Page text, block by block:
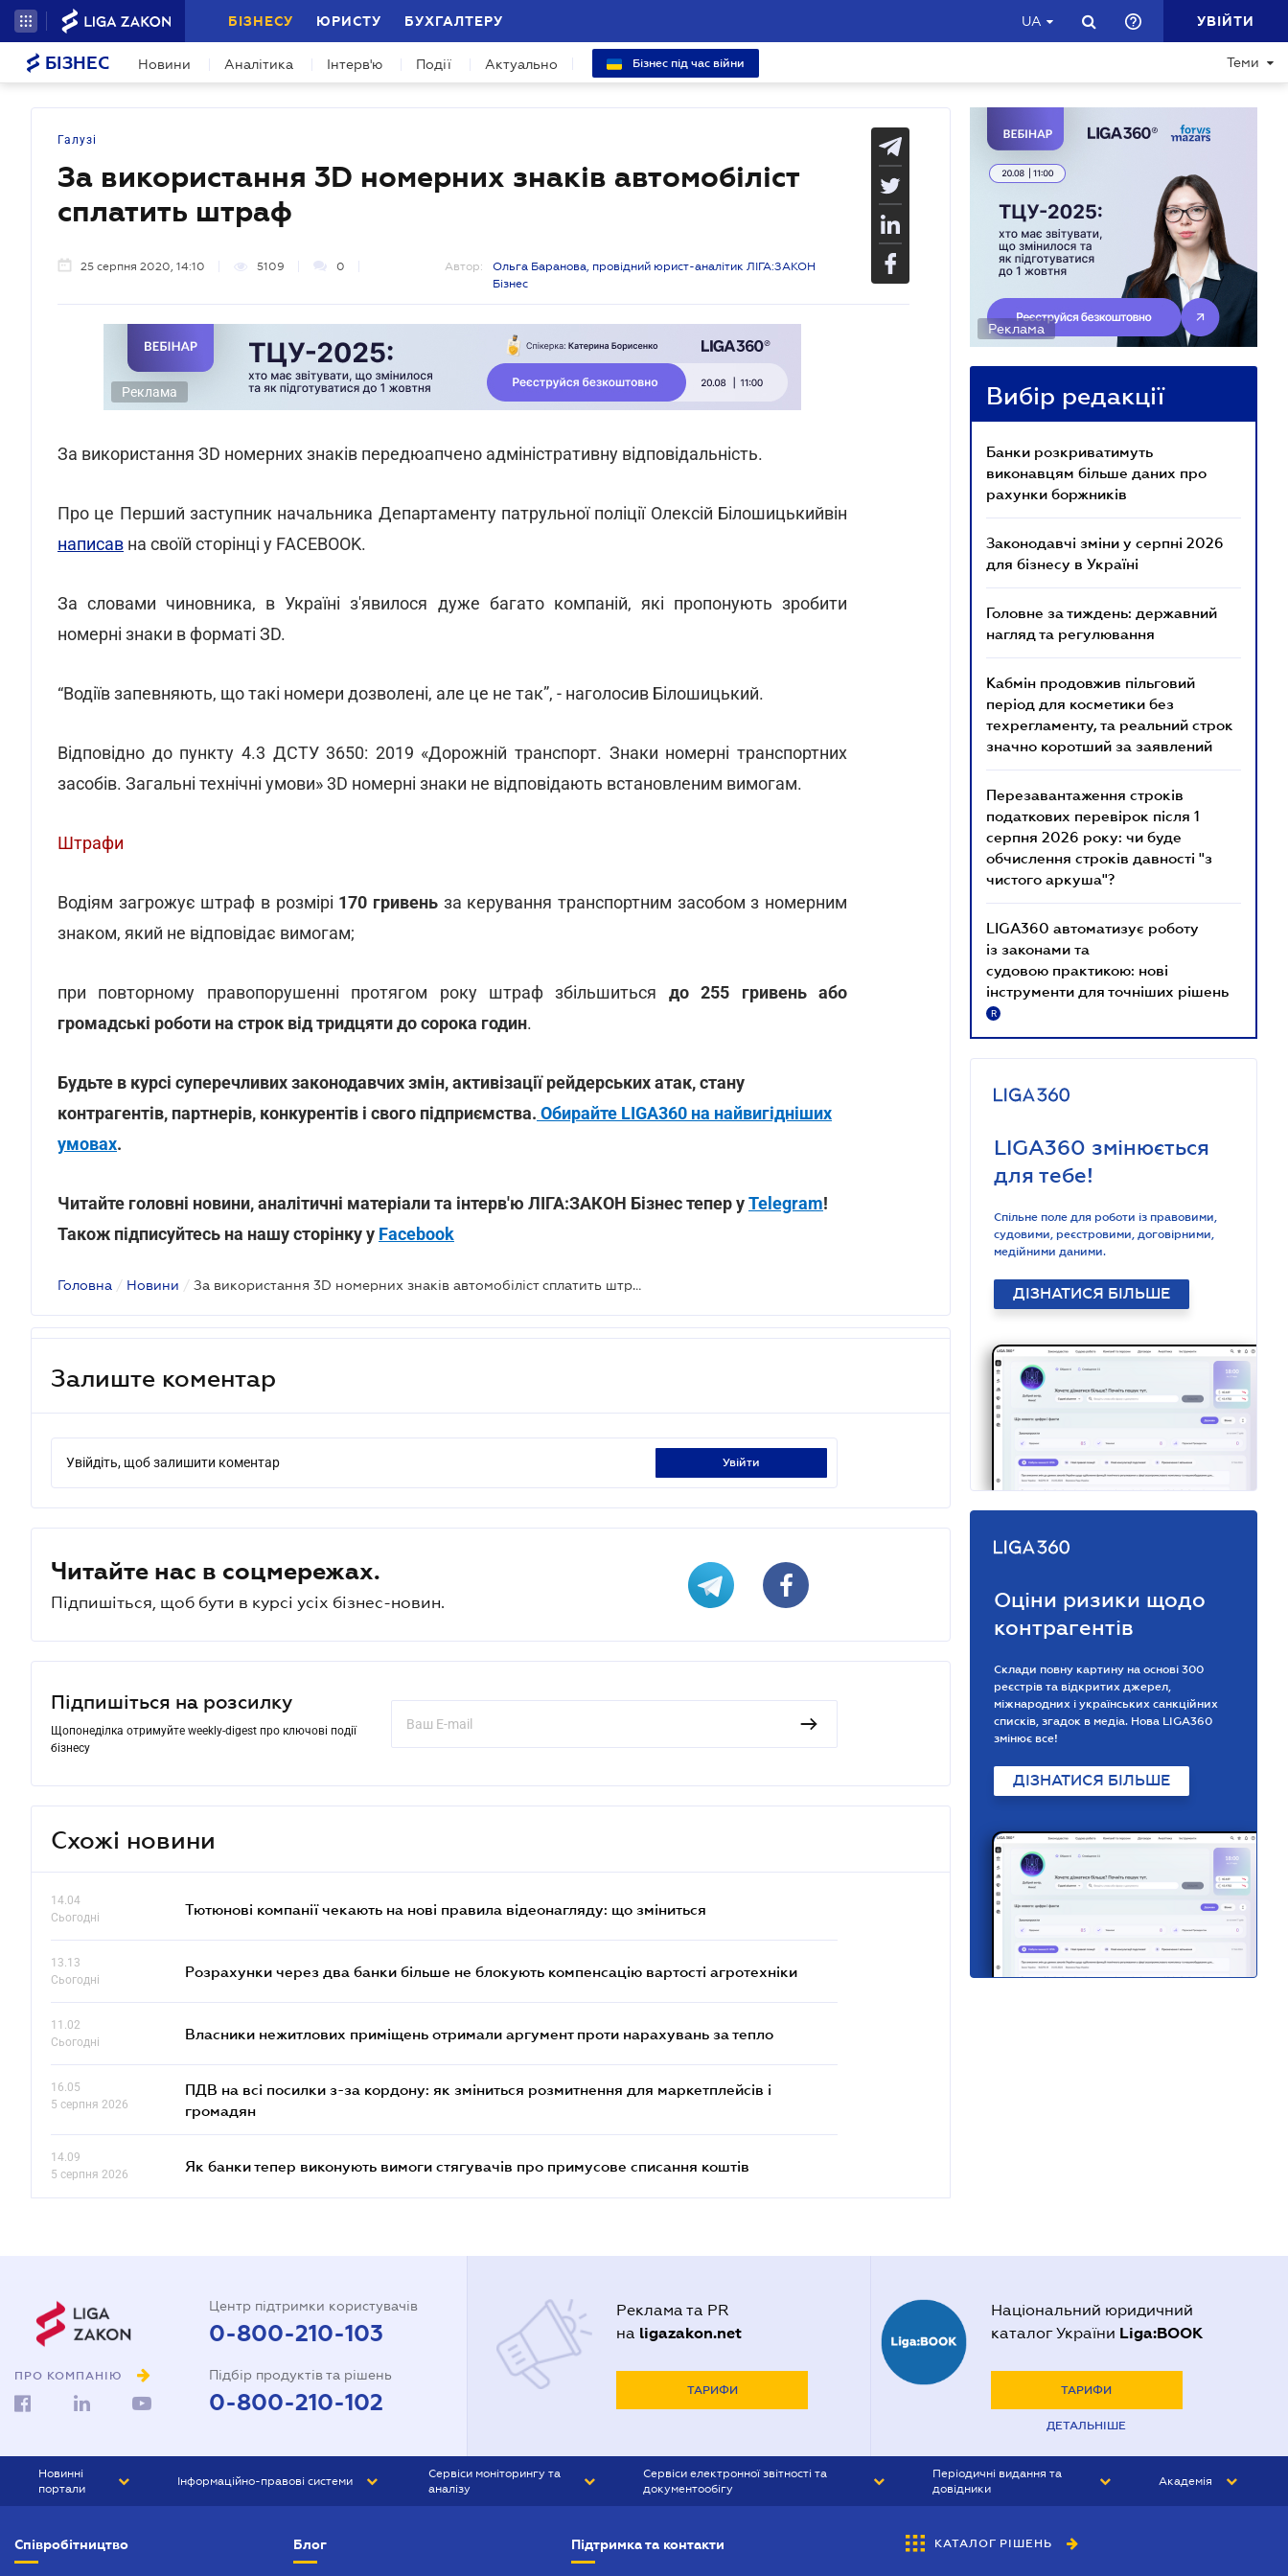
БІЗНЕСУ ЮРИСТУ БУХГАЛТЕРУ UA УВІЙТИ
БІЗНЕС Новини Аналітика Інтерв'ю Події Актуально Бізнес під час війни Теми
Галузі
За використання 3D номерних знаків автомобіліст
сплатить штраф
25 серпня 2020, 14:10 5109 0 Автор:
Ольга Баранова, провідний юрист-аналітик ЛІГА:ЗАКОН
Бізнес
Реклама
За використання ЗD номерних знаків передюапчено адміністративну відповідальність.
Про це Перший заступник начальника Департаменту патрульної поліції Олексій Білошицькийвін
написав на своїй сторінці у FACEBOOK.
За словами чиновника, в Україні з'явилося дуже багато компаній, які пропонують зробити
номерні знаки в форматі ЗD.
“Водіїв запевняють, що такі номери дозволені, але це не так”, - наголосив Білошицький.
Відповідно до пункту 4.3 ДСТУ 3650: 2019 «Дорожній транспорт. Знаки номерні транспортних
засобів. Загальні технічні умови» 3D номерні знаки не відповідають встановленим вимогам.
Штрафи
Водіям загрожує штраф в розмірі 170 гривень за керування транспортним засобом з номерним
знаком, який не відповідає вимогам;
при повторному правопорушенні протягом року штраф збільшиться до 255 гривень або
громадські роботи на строк від тридцяти до сорока годин.
Будьте в курсі суперечливих законодавчих змін, активізації рейдерських атак, стану
контрагентів, партнерів, конкурентів і свого підприємства. Обирайте LIGA360 на найвигідніших
умовах.
Читайте головні новини, аналітичні матеріали та інтерв'ю ЛІГА:ЗАКОН Бізнес тепер уTelegram!
Також підписуйтесь на нашу сторінку у Facebook
Головна / Новини / За використання 3D номерних знаків автомобіліст сплатить штраф
Залиште коментар
Увійдіть, щоб залишити коментар увійти
Читайте нас в соцмережах.
Підпишіться, щоб бути в курсі усіх бізнес-новин.
Підпишіться на розсилку
Щопонеділка отримуйте weekly-digest про ключові події
бізнесу
Схожі новини
14.04
Сьогодні
Тютюнові компанії чекають на нові правила відеонагляду: що зміниться
13.13
Сьогодні
Розрахунки через два банки більше не блокують компенсацію вартості агротехніки
11.02
Сьогодні
Власники нежитлових приміщень отримали аргумент проти нарахувань за тепло
16.05
5 серпня 2026
ПДВ на всі посилки з-за кордону: як зміниться розмитнення для маркетплейсів і
громадян
14.09
5 серпня 2026
Як банки тепер виконують вимоги стягувачів про примусове списання коштів
Реклама
Вибір редакції
Банки розкриватимуть
виконавцям більше даних про
рахунки боржників
Законодавчі зміни у серпні 2026
для бізнесу в Україні
Головне за тиждень: державний
нагляд та регулювання
Кабмін продовжив пільговий
період для косметики без
техрегламенту, та реальний строк
значно коротший за заявлений
Перезавантаження строків
податкових перевірок після 1
серпня 2026 року: чи буде
обчислення строків давності "з
чистого аркуша"?
LIGA360 автоматизує роботу
із законами та
судовою практикою: нові
інструменти для точніших рішень
R
LIGA360 змінюється
для тебе!
Спільне поле для роботи із правовими,
судовими, реєстровими, договірними,
медійними даними.
ДІЗНАТИСЯ БІЛЬШЕ
Оціни ризики щодо
контрагентів
Склади повну картину на основі 300
реєстрів та відкритих джерел,
міжнародних і українських санкційних
списків, згадок в медіа. Нова LIGA360
змінює все!
ДІЗНАТИСЯ БІЛЬШЕ
ПРО КОМПАНІЮ
Центр підтримки користувачів
0-800-210-103
Підбір продуктів та рішень
0-800-210-102
Реклама та PR
на ligazakon.net
ТАРИФИ
Національний юридичний
каталог України Liga:BOOK
ТАРИФИ
ДЕТАЛЬНІШЕ
Новинні
портали
БІЗНЕС
Інформаційно-правові системи
Сервіси моніторингу та
аналізу
Сервіси електронної звітності та
документообігу
Періодичні видання та
довідники
БУХГАЛТЕР&ЗАКОН
Академія
Співробітництво Блог Підтримка та контакти КАТАЛОГ РІШЕНЬ